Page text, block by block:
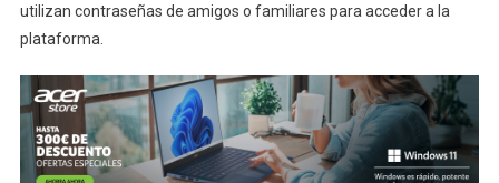
utilizan contraseñas de amigos o familiares para acceder a la
plataforma.